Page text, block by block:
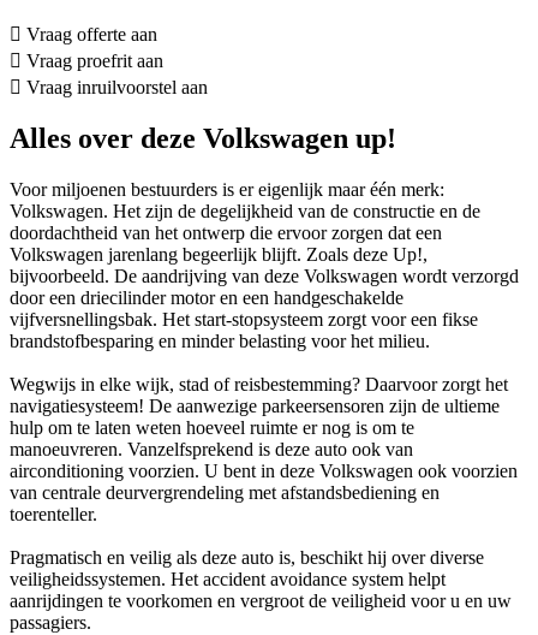
Vraag offerte aan
Vraag proefrit aan
Vraag inruilvoorstel aan
Alles over deze Volkswagen up!
Voor miljoenen bestuurders is er eigenlijk maar één merk:
Volkswagen. Het zijn de degelijkheid van de constructie en de
doordachtheid van het ontwerp die ervoor zorgen dat een
Volkswagen jarenlang begeerlijk blijft. Zoals deze Up!,
bijvoorbeeld. De aandrijving van deze Volkswagen wordt verzorgd
door een driecilinder motor en een handgeschakelde
vijfversnellingsbak. Het start-stopsysteem zorgt voor een fikse
brandstofbesparing en minder belasting voor het milieu.
Wegwijs in elke wijk, stad of reisbestemming? Daarvoor zorgt het
navigatiesysteem! De aanwezige parkeersensoren zijn de ultieme
hulp om te laten weten hoeveel ruimte er nog is om te
manoeuvreren. Vanzelfsprekend is deze auto ook van
airconditioning voorzien. U bent in deze Volkswagen ook voorzien
van centrale deurvergrendeling met afstandsbediening en
toerenteller.
Pragmatisch en veilig als deze auto is, beschikt hij over diverse
veiligheidssystemen. Het accident avoidance system helpt
aanrijdingen te voorkomen en vergroot de veiligheid voor u en uw
passagiers.